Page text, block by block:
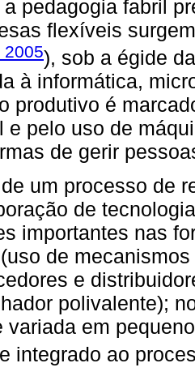
pedagogia fabril
flexíveis
2005), sob a égide
à informática,
produtivo é
e pelo uso de
de gerir
um processo de
de
importantes nas
de
e
polivalente);
variada em
integrado ao